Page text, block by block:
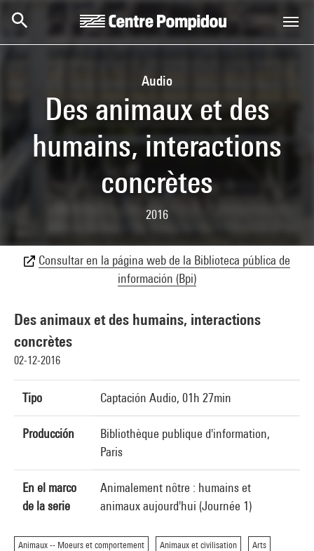
Audio
Des animaux et des
humains, interactions
concrètes
2016
Consultar en la página web de la Biblioteca pública de
información (Bpi)
Des animaux et des humains, interactions
concrètes
02-12-2016
Tipo Captación Audio, 01h 27min
Producción
Bibliothèque publique d'information,
Paris
En el marco
de la serie
Animalement nôtre : humains et
animaux aujourd'hui (Journée 1)
Animaux -- Moeurs et comportement Animaux et civilisation Arts